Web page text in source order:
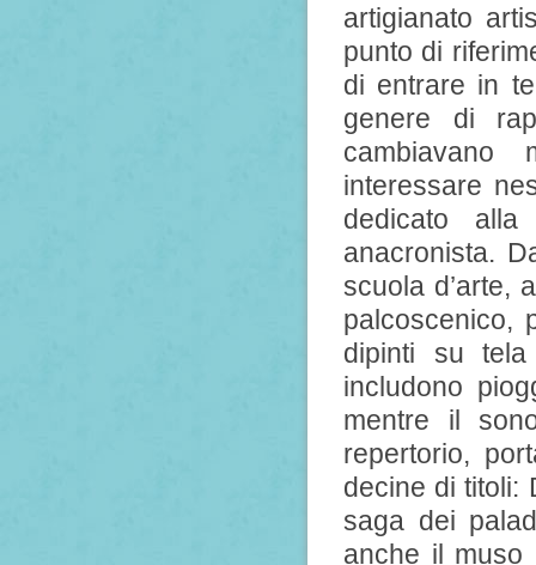
artigianato
punto di
di entrare in
genere di
cambiavano
interessare
dedicato alla
anacronista.
scuola d’arte,
palcoscenico,
dipinti su
includono
mentre il
repertorio,
decine di titoli:
saga dei
anche il muso